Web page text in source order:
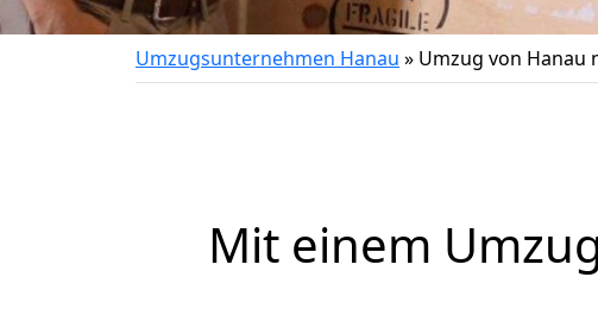
Umzugsunternehmen Hanau » Umzug von Hanau
Mit einem